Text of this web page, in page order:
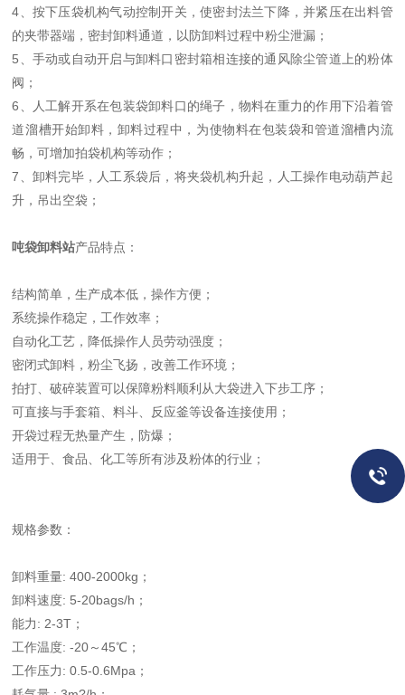
4、按下压袋机构气动控制开关，使密封法兰下降，并紧压在出料管
的夹带器端，密封卸料通道，以防卸料过程中粉尘泄漏；
5、手动或自动开启与卸料口密封箱相连接的通风除尘管道上的粉体
阀；
6、人工解开系在包装袋卸料口的绳子，物料在重力的作用下沿着管
道溜槽开始卸料，卸料过程中，为使物料在包装袋和管道溜槽内流
畅，可增加拍袋机构等动作；
7、卸料完毕，人工系袋后，将夹袋机构升起，人工操作电动葫芦起
升，吊出空袋；
吨袋卸料站产品特点：
结构简单，生产成本低，操作方便；
系统操作稳定，工作效率；
自动化工艺，降低操作人员劳动强度；
密闭式卸料，粉尘飞扬，改善工作环境；
拍打、破碎装置可以保障粉料顺利从大袋进入下步工序；
可直接与手套箱、料斗、反应釜等设备连接使用；
开袋过程无热量产生，防爆；
适用于、食品、化工等所有涉及粉体的行业；
规格参数：
卸料重量: 400-2000kg；
卸料速度: 5-20bags/h；
能力: 2-3T；
工作温度: -20～45℃；
工作压力: 0.5-0.6Mpa；